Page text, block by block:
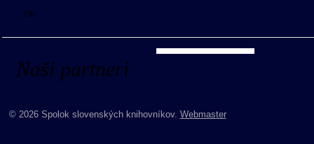
Naši partneri
© 2026 Spolok slovenských knihovníkov. Webmaster